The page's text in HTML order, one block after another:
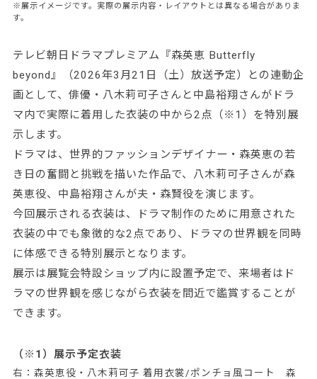
※展示イメージです。実際の展示内容・レイアウトとは異なる場合がありま
す。
テレビ朝日ドラマプレミアム『森英恵 Butterfly
beyond』（2026年3月21日（土）放送予定）との連動企
画として、俳優・八木莉可子さんと中島裕翔さんがドラ
マ内で実際に着用した衣装の中から2点（※1）を特別展
示します。
ドラマは、世界的ファッションデザイナー・森英恵の若
き日の奮闘と挑戦を描いた作品で、八木莉可子さんが森
英恵役、中島裕翔さんが夫・森賢役を演じます。
今回展示される衣装は、ドラマ制作のために用意された
衣装の中でも象徴的な2点であり、ドラマの世界観を同時
に体感できる特別展示となります。
展示は展覧会特設ショップ内に設置予定で、来場者はド
ラマの世界観を感じながら衣装を間近で鑑賞することが
できます。
（※1）展示予定衣装
右：森英恵役・八木莉可子 着用衣裳/ポンチョ風コート 森